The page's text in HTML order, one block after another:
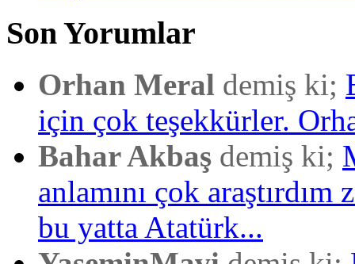
Son Yorumlar
Orhan Meral demiş ki;
için çok teşekkürler.
Bahar Akbaş demiş ki;
anlamını çok araştırdım
bu yatta Atatürk...